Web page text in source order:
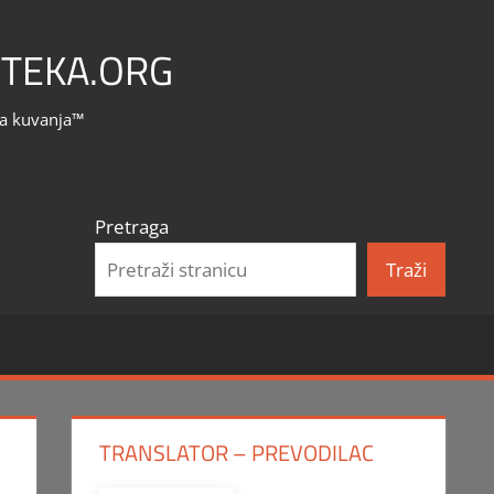
kuvanja™
Pretraga
Traži
TRANSLATOR – PREVODILAC